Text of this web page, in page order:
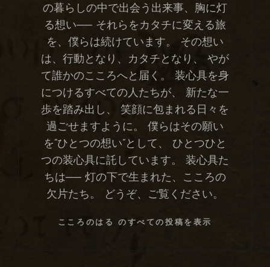
の暮らしの中で出会う出来事、胸に灯
る想い── それらをカタチに変える旅
を、僕らは続けています。 その想い
は、行動となり、カタチとなり、 やが
て誰かのこころへと届く。 装心具を身
につけるすべての人たちが、 新たな一
歩を踏み出し、 笑顔に包まれる日々を
過ごせますように。 僕らはその願い
を“ひとつの想い”として、 ひとつひと
つの装心具に託しています。 装心具た
ちは── 灯の下で生まれた、こころの
欠片たち。 どうぞ、ご覧ください。
こころのはる のすべての投稿を表示